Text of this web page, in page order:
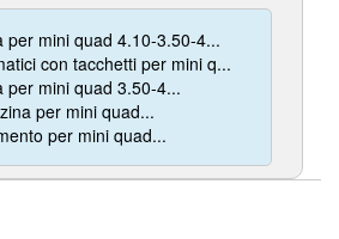
per mini quad 4.10-3.50-4...
con tacchetti per mini q...
per mini quad 3.50-4...
per mini quad...
per mini quad...